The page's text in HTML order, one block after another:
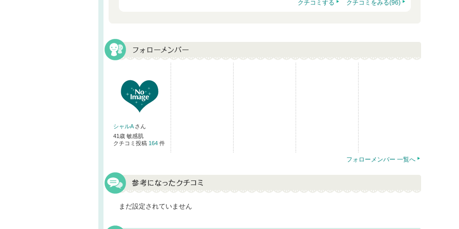
クチコミする クチコミをみる(96)
シャルA さん
41歳 敏感肌
クチコミ投稿 164 件
フォローメンバー 一覧へ
まだ設定されていません